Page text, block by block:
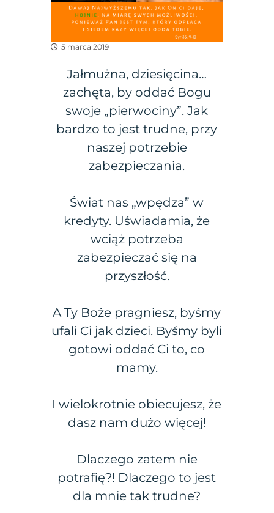
5 marca 2019
Jałmużna, dziesięcina…
zachęta, by oddać Bogu
swoje „pierwociny”. Jak
bardzo to jest trudne, przy
naszej potrzebie
zabezpieczania.
Świat nas „wpędza” w
kredyty. Uświadamia, że
wciąż potrzeba
zabezpieczać się na
przyszłość.
A Ty Boże pragniesz, byśmy
ufali Ci jak dzieci. Byśmy byli
gotowi oddać Ci to, co
mamy.
I wielokrotnie obiecujesz, że
dasz nam dużo więcej!
Dlaczego zatem nie
potrafię?! Dlaczego to jest
dla mnie tak trudne?